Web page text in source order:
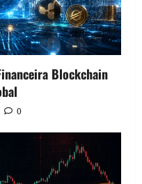
Blockchain
0